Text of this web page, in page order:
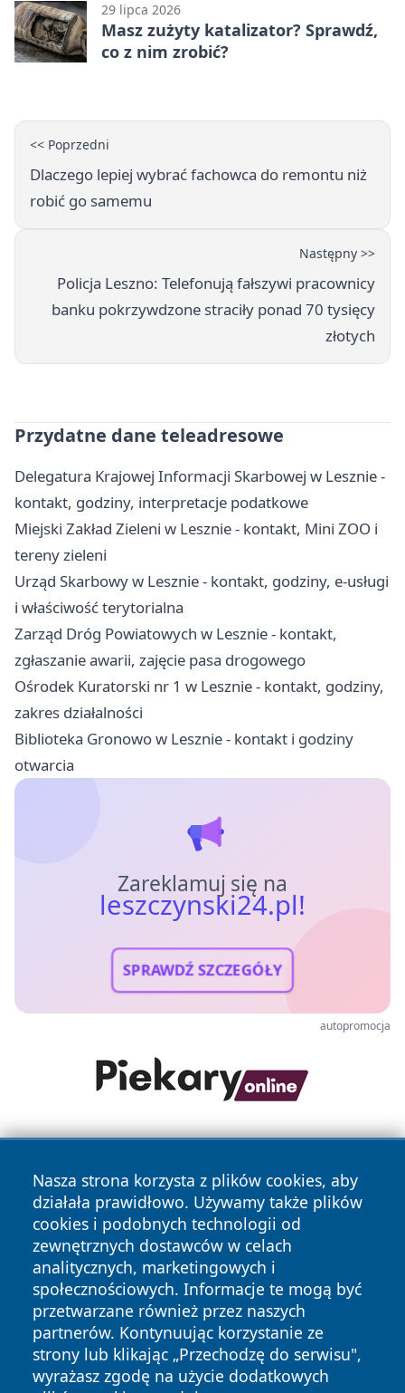
29 lipca 2026
Masz zużyty katalizator? Sprawdź,
co z nim zrobić?
<< Poprzedni
Dlaczego lepiej wybrać fachowca do remontu niż
robić go samemu
Następny >>
Policja Leszno: Telefonują fałszywi pracownicy
banku pokrzywdzone straciły ponad 70 tysięcy
złotych
Przydatne dane teleadresowe
Delegatura Krajowej Informacji Skarbowej w Lesznie -
kontakt, godziny, interpretacje podatkowe
Miejski Zakład Zieleni w Lesznie - kontakt, Mini ZOO i
tereny zieleni
Urząd Skarbowy w Lesznie - kontakt, godziny, e-usługi
i właściwość terytorialna
Zarząd Dróg Powiatowych w Lesznie - kontakt,
zgłaszanie awarii, zajęcie pasa drogowego
Ośrodek Kuratorski nr 1 w Lesznie - kontakt, godziny,
zakres działalności
Biblioteka Gronowo w Lesznie - kontakt i godziny
otwarcia
Zareklamuj się na
leszczynski24.pl!
SPRAWDŹ SZCZEGÓŁY
autopromocja
Nasza strona korzysta z plików cookies, aby
działała prawidłowo. Używamy także plików
cookies i podobnych technologii od
zewnętrznych dostawców w celach
analitycznych, marketingowych i
społecznościowych. Informacje te mogą być
przetwarzane również przez naszych
partnerów. Kontynuując korzystanie ze
strony lub klikając „Przechodzę do serwisu",
wyrażasz zgodę na użycie dodatkowych
Copyright © 2026 leszczynski24.pl Wszystkie prawa
zastrzeżone.
News Autorzy
Polityka
Prywatności
Polityka
Cookies